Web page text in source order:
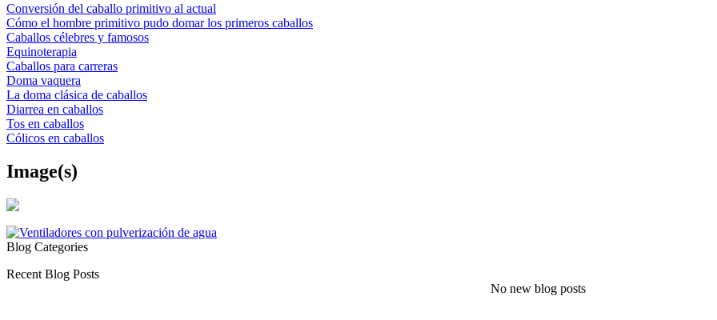
Conversión del caballo primitivo al actual
Cómo el hombre primitivo pudo domar los primeros caballos
Caballos célebres y famosos
Equinoterapia
Caballos para carreras
Doma vaquera
La doma clásica de caballos
Diarrea en caballos
Tos en caballos
Cólicos en caballos
Image(s)
Blog Categories
Recent Blog Posts
No new blog posts